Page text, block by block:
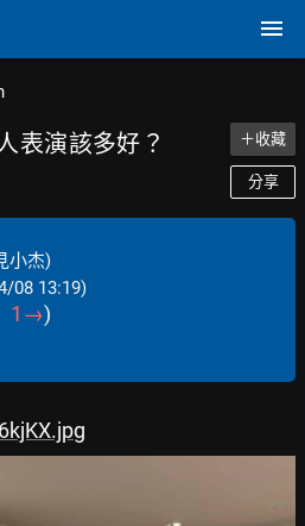
表演該多好？ ＋收藏
分享
小杰)
08 13:19)
1 →)